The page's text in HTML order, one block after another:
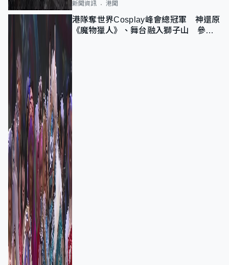
新聞資訊 港聞
港隊奪世界Cosplay峰會總冠軍 神還原
《魔物獵人》、舞台融入獅子山 參賽